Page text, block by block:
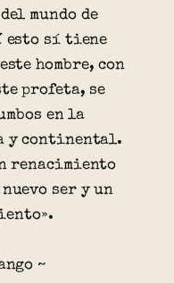
mundo de
esto sí tiene
hombre, con
profeta, se
en la
y continental.
renacimiento
ser y un
~